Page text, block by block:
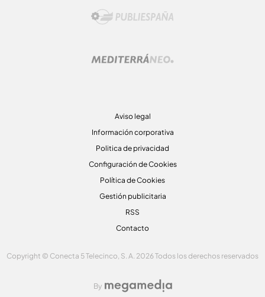
Aviso legal
Información corporativa
Politica de privacidad
Configuración de Cookies
Política de Cookies
Gestión publicitaria
RSS
Contacto
Copyright © Conecta 5 Telecinco, S. A. 2026 Todos los derechos reservados
By